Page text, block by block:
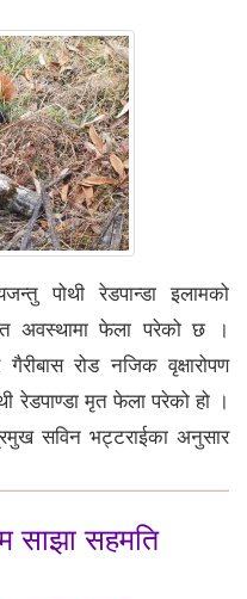
पोथी रेडपान्डा इलामको
अवस्थामा फेला परेको छ ।
रोड नजिक वृक्षारोपण
रेडपाण्डा मृत फेला परेको हो ।
सविन भट्टराईका अनुसार
साझा सहमति